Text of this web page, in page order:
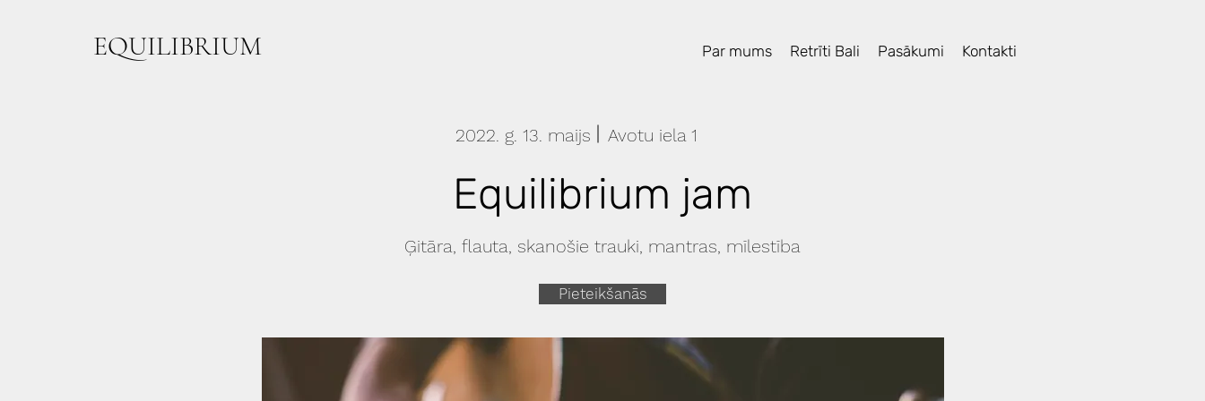
EQUILIBRIUM Par mums Retrīti Bali Pasākumi Kontakti
2022. g. 13. maijs Avotu iela 1
Equilibrium jam
Ģitāra, flauta, skanošie trauki, mantras, mīlestība
Pieteikšanās